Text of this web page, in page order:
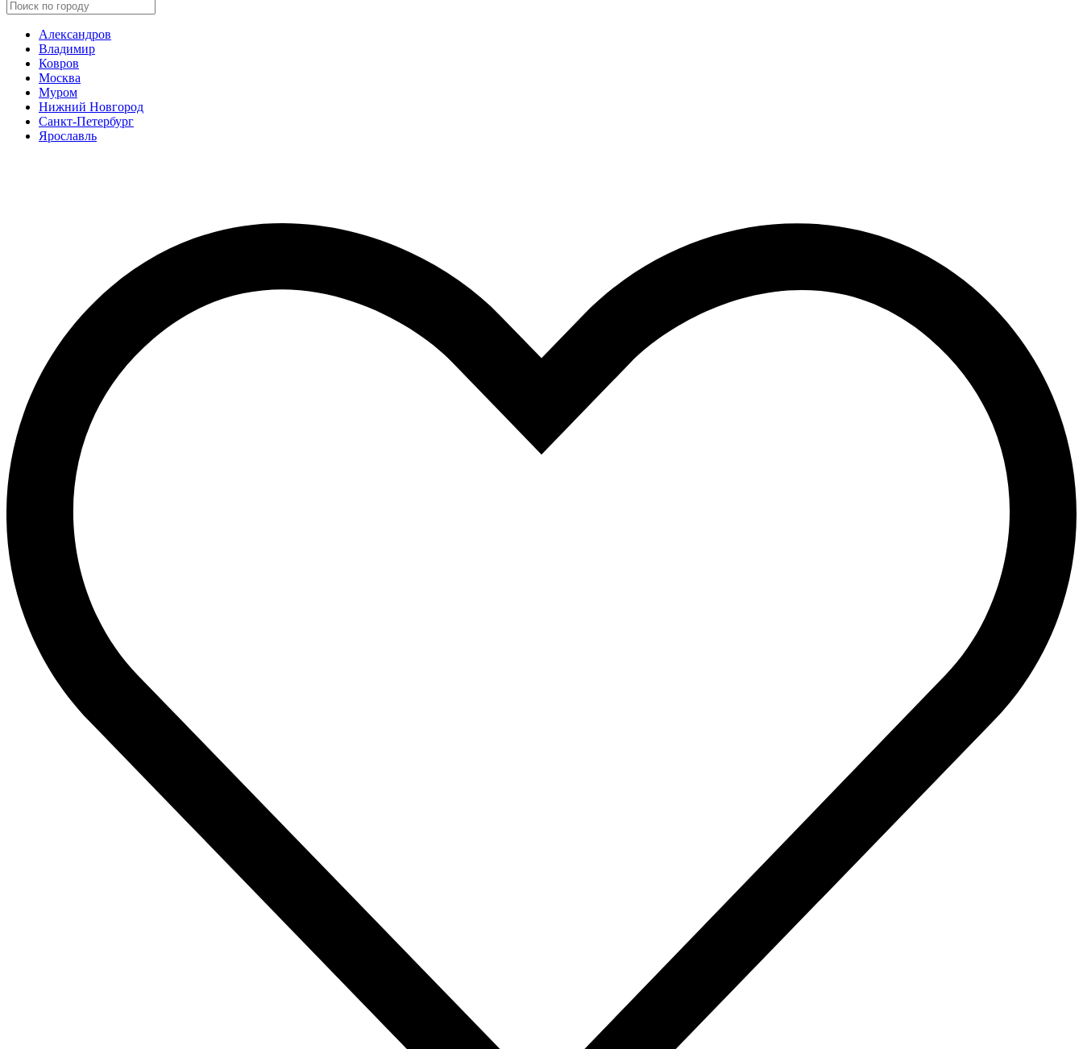
Александров
Владимир
Ковров
Москва
Муром
Нижний Новгород
Санкт-Петербург
Ярославль